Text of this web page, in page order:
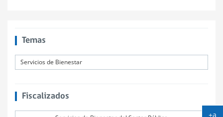
Temas
Servicios de Bienestar
Fiscalizados
+a